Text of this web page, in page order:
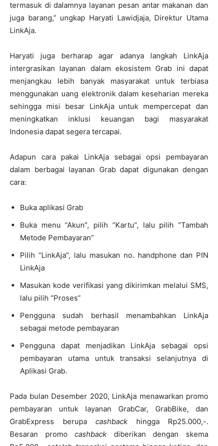
termasuk di dalamnya layanan pesan antar makanan dan
juga barang,” ungkap Haryati Lawidjaja, Direktur Utama
LinkAja.
Haryati juga berharap agar adanya langkah LinkAja
intergrasikan layanan dalam ekosistem Grab ini dapat
menjangkau lebih banyak masyarakat untuk terbiasa
menggunakan uang elektronik dalam keseharian mereka
sehingga misi besar LinkAja untuk mempercepat dan
meningkatkan inklusi keuangan bagi masyarakat
Indonesia dapat segera tercapai.
Adapun cara pakai LinkAja sebagai opsi pembayaran
dalam berbagai layanan Grab dapat digunakan dengan
cara:
Buka aplikasi Grab
Buka menu “Akun”, pilih “Kartu”, lalu pilih “Tambah
Metode Pembayaran”
Pilih “LinkAja”, lalu masukan no. handphone dan PIN
LinkAja
Masukan kode verifikasi yang dikirimkan melalui SMS,
lalu pilih “Proses”
Pengguna sudah berhasil menambahkan LinkAja
sebagai metode pembayaran
Pengguna dapat menjadikan LinkAja sebagai opsi
pembayaran utama untuk transaksi selanjutnya di
Aplikasi Grab.
Pada bulan Desember 2020, LinkAja menawarkan promo
pembayaran untuk layanan GrabCar, GrabBike, dan
GrabExpress berupa cashback hingga Rp25.000,-.
Besaran promocashback diberikan dengan skema